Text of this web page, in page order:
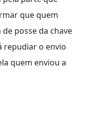
que quem
posse da chave
repudiar o envio
quem enviou a